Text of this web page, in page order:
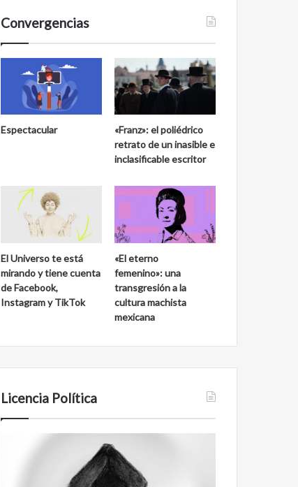
Convergencias
Espectacular
«Franz»: el poliédrico
retrato de un inasible e
inclasificable escritor
El Universo te está
mirando y tiene cuenta
de Facebook,
Instagram y TikTok
«El eterno
femenino»: una
transgresión a la
cultura machista
mexicana
Licencia Política